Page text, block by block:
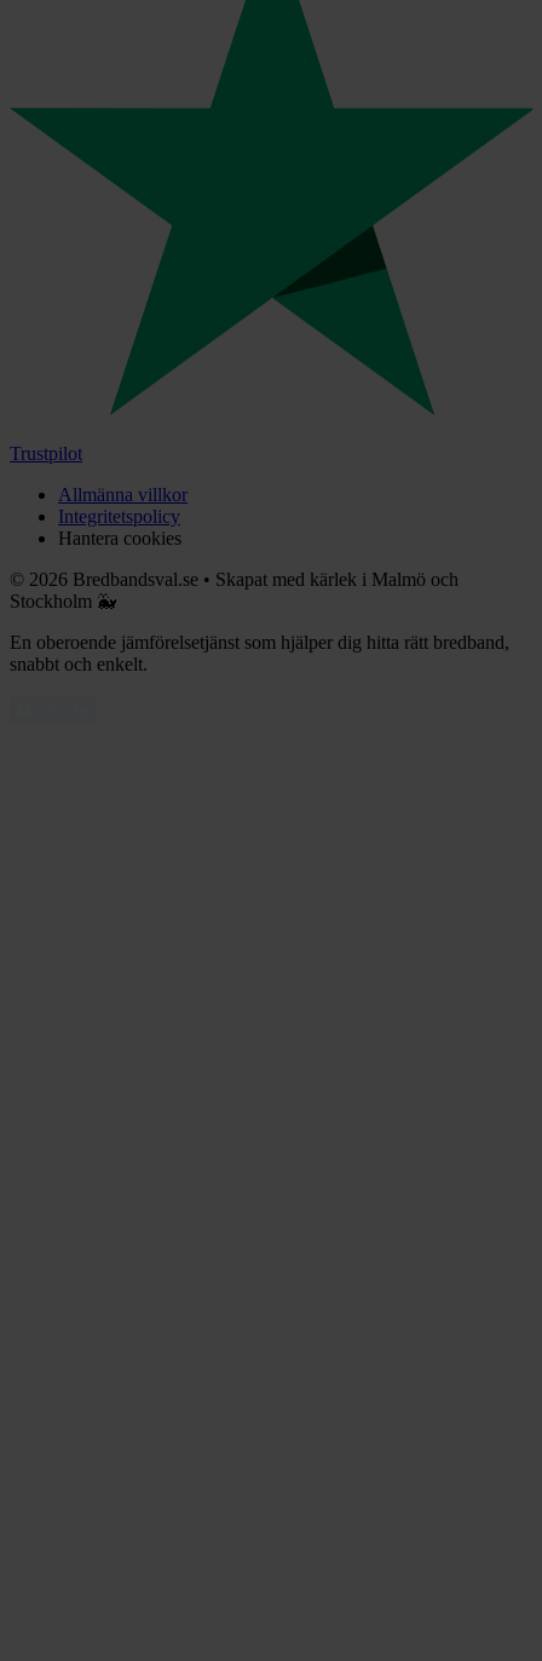
Trustpilot
Allmänna villkor
Integritetspolicy
Hantera cookies
© 2026 Bredbandsval.se • Skapat med kärlek i Malmö och
Stockholm 🐳
En oberoende jämförelsetjänst som hjälper dig hitta rätt bredband,
snabbt och enkelt.